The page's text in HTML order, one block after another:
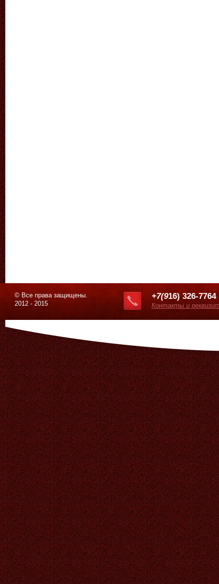
© Все права защищены.
2012 - 2015
+7(916) 326-7764
Контакты и